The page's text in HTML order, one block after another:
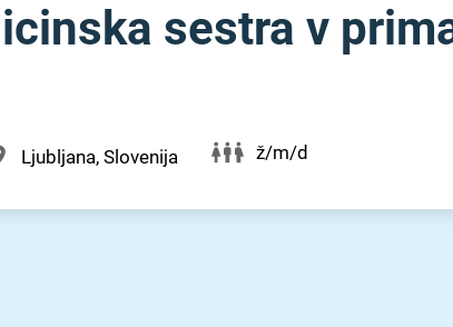
sestra v
Ljubljana, Slovenija ž/m/d